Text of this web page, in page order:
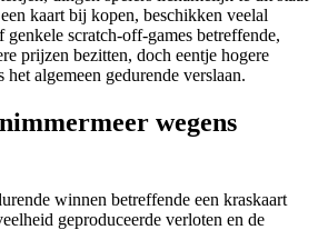
​​kaart bij kopen, beschikken veelal
genkele scratch-off-games betreffende,
prijzen bezitten, doch eentje hogere
algemeen gedurende verslaan.
wegens
winnen betreffende een kraskaart
geproduceerde verloten en de